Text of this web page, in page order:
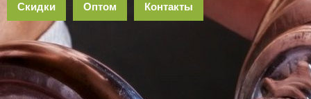
Скидки Оптом Контакты